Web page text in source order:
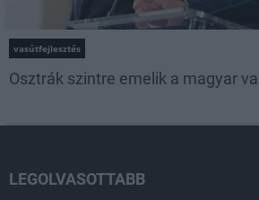
vasútfejlesztés
Osztrák szintre emelik a magyar
LEGOLVASOTTABB